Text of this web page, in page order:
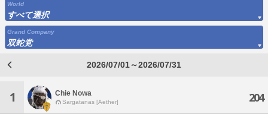
World
すべて選択
Grand Company
双蛇党
2026/07/01～2026/07/31
1 Chie Nowa
Sargatanas [Aether] 204